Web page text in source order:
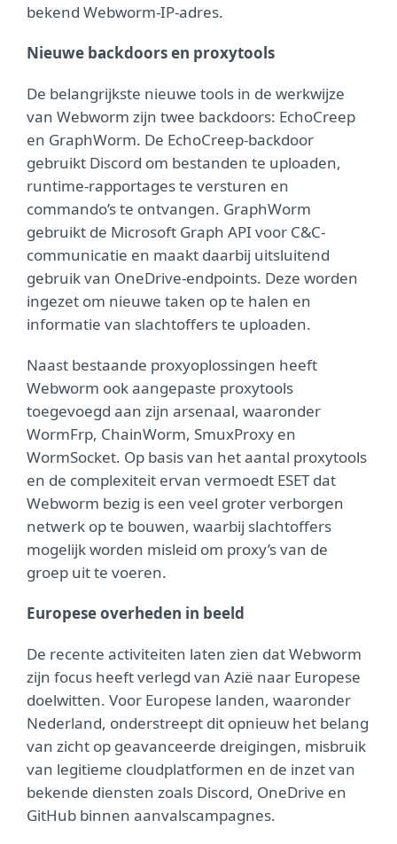
bekend Webworm-IP-adres.
Nieuwe backdoors en proxytools
De belangrijkste nieuwe tools in de werkwijze
van Webworm zijn twee backdoors: EchoCreep
en GraphWorm. De EchoCreep-backdoor
gebruikt Discord om bestanden te uploaden,
runtime-rapportages te versturen en
commando’s te ontvangen. GraphWorm
gebruikt de Microsoft Graph API voor C&C-
communicatie en maakt daarbij uitsluitend
gebruik van OneDrive-endpoints. Deze worden
ingezet om nieuwe taken op te halen en
informatie van slachtoffers te uploaden.
Naast bestaande proxyoplossingen heeft
Webworm ook aangepaste proxytools
toegevoegd aan zijn arsenaal, waaronder
WormFrp, ChainWorm, SmuxProxy en
WormSocket. Op basis van het aantal proxytools
en de complexiteit ervan vermoedt ESET dat
Webworm bezig is een veel groter verborgen
netwerk op te bouwen, waarbij slachtoffers
mogelijk worden misleid om proxy’s van de
groep uit te voeren.
Europese overheden in beeld
De recente activiteiten laten zien dat Webworm
zijn focus heeft verlegd van Azië naar Europese
doelwitten. Voor Europese landen, waaronder
Nederland, onderstreept dit opnieuw het belang
van zicht op geavanceerde dreigingen, misbruik
van legitieme cloudplatformen en de inzet van
bekende diensten zoals Discord, OneDrive en
GitHub binnen aanvalscampagnes.